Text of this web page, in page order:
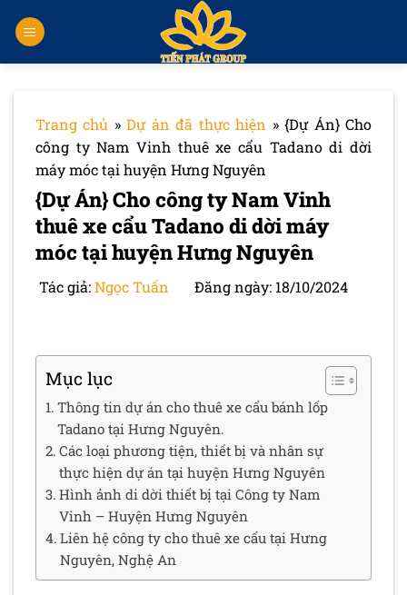
đến
Trang chủ »Dự án đã thực hiện »{Dự Án} Cho
công ty Nam Vinh thuê xe cẩu Tadano di dời
máy móc tại huyện Hưng Nguyên
{Dự Án} Cho công ty Nam Vinh
thuê xe cẩu Tadano di dời máy
móc tại huyện Hưng Nguyên
Tác giả:Ngọc Tuấn Đăng ngày: 18/10/2024
Mục lục
Thông tin dự án cho thuê xe cẩu bánh lốp
Tadano tại Hưng Nguyên.
Các loại phương tiện, thiết bị và nhân sự
thực hiện dự án tại huyện Hưng Nguyên
Hình ảnh di dời thiết bị tại Công ty Nam
Vinh – Huyện Hưng Nguyên
Liên hệ công ty cho thuê xe cẩu tại Hưng
Nguyên, Nghệ An